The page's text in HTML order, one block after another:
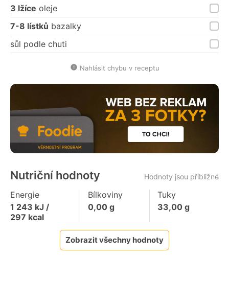
3 lžíce oleje
7-8 lístků bazalky
sůl podle chuti
Nahlásit chybu v receptu
Nutriční hodnoty Hodnoty jsou přibližné
Energie
1 243 kJ /
297 kcal
Bílkoviny
0,00g
Tuky
33,00g
Zobrazit všechny hodnoty